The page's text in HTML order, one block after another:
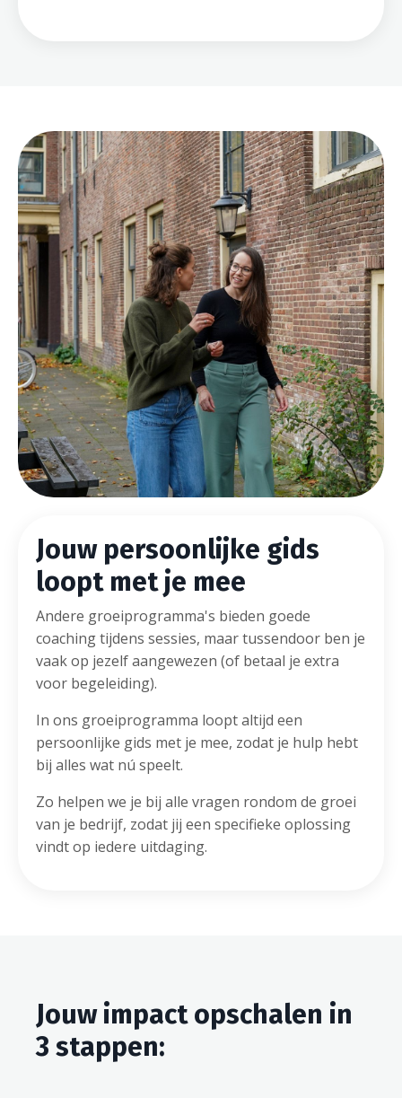
Jouw persoonlijke gids
loopt met je mee
Andere groeiprogramma's bieden goede
coaching tijdens sessies, maar tussendoor ben je
vaak op jezelf aangewezen (of betaal je extra
voor begeleiding).
In ons groeiprogramma loopt altijd een
persoonlijke gids met je mee, zodat je hulp hebt
bij alles wat nú speelt.
Zo helpen we je bij alle vragen rondom de groei
van je bedrijf, zodat jij een specifieke oplossing
vindt op iedere uitdaging.
Jouw impact opschalen in
3 stappen: